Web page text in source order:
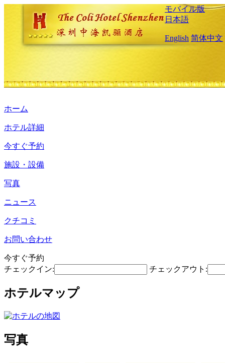
モバイル版
日本語
English 简体中文
ホーム
ホテル詳細
今すぐ予約
施設・設備
写真
ニュース
クチコミ
お問い合わせ
今すぐ予約
チェックイン:
チェックアウト:
ホテルマップ
写真